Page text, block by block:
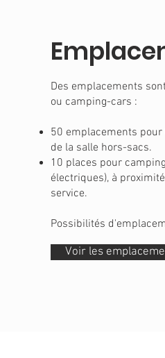
Des emplacements
ou camping-cars :
50 emplacements
de la salle hors-sacs.
10 places pour
électriques), à
service.
Possibilités
Voir les